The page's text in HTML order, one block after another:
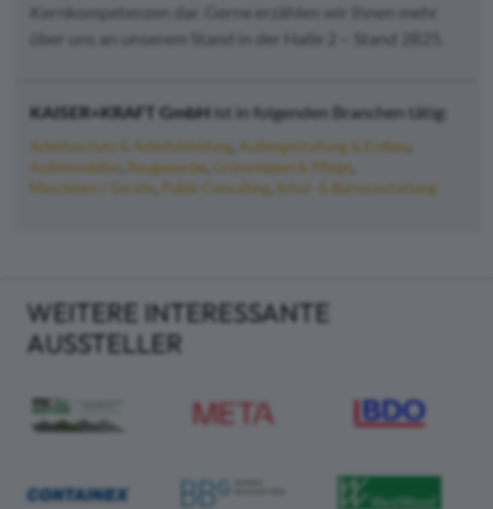
Kernkompetenzen dar. Gerne erzählen wir Ihnen mehr
über uns an unserem Stand in der Halle 2 – Stand 2B25.
KAISER+KRAFT GmbH ist in folgenden Branchen tätig:
Arbeitsschutz & Arbeitskleidung
Außengestaltung & Erdbau
Außenmobiliar
Baugewerbe
Grünanlagen & Pflege
Maschinen / Geräte
Public Consulting Schul- & Büroausstattung
WEITERE INTERESSANTE
AUSSTELLER